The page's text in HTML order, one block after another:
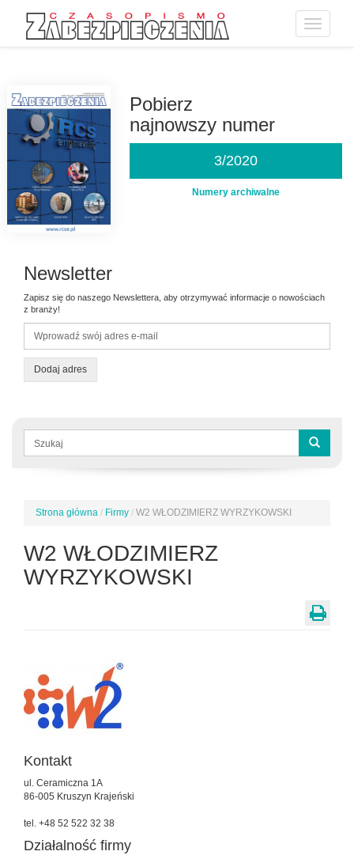
Toggle
Pobierz
najnowszy numer
3/2020
Numery archiwalne
Newsletter
Zapisz się do naszego Newslettera, aby otrzymywać informacje o nowościach
z branży!
Dodaj adres
Formularz
wyszukiwania
Jesteś
Strona główna / Firmy / W2 WŁODZIMIERZ WYRZYKOWSKI
W2 WŁODZIMIERZ
WYRZYKOWSKI
Kontakt
ul. Ceramiczna 1A
86-005 Kruszyn Krajeński
tel. +48 52 522 32 38
Działalność firmy